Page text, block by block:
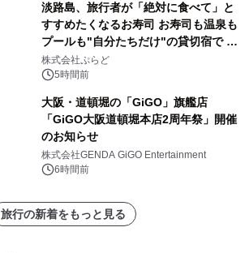
淡路島、旅行者が「絶対に食べて」と
すすめたくなるお寿司 お寿司も温泉も
プールも"自分たちだけ"の貸切宿で 1
日1組限定「岩屋温泉 絵島別庭 海と
森」の握り寿司プラン
株式会社ぷらど
5時間前
大阪・道頓堀の「GiGO」旗艦店
「GiGO大阪道頓堀本店2周年祭」開催
のお知らせ
株式会社GENDA GiGO Entertainment
6時間前
旅行の新着をもっと見る